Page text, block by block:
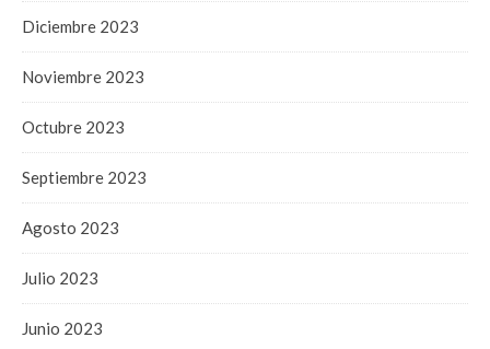
Diciembre 2023
Noviembre 2023
Octubre 2023
Septiembre 2023
Agosto 2023
Julio 2023
Junio 2023